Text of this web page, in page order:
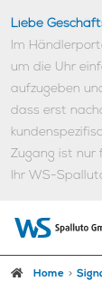
Liebe
Im
um die Uhr
aufzugeben
dass erst
Zugang ist nur
Ihr WS-
Home